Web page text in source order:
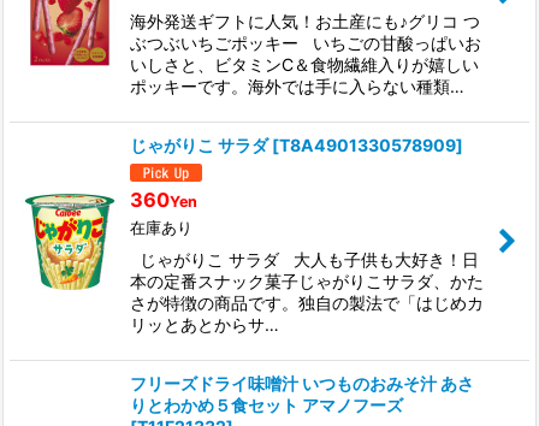
海外発送ギフトに人気！お土産にも♪グリコ つ
ぶつぶいちごポッキー いちごの甘酸っぱいお
いしさと、ビタミンC＆食物繊維入りが嬉しい
ポッキーです。海外では手に入らない種類…
じゃがりこ サラダ [T8A4901330578909]
360Yen
在庫あり
じゃがりこ サラダ 大人も子供も大好き！日
本の定番スナック菓子じゃがりこサラダ、かた
さが特徴の商品です。独自の製法で「はじめカ
リッとあとからサ…
フリーズドライ味噌汁 いつものおみそ汁 あさ
りとわかめ５食セット アマノフーズ